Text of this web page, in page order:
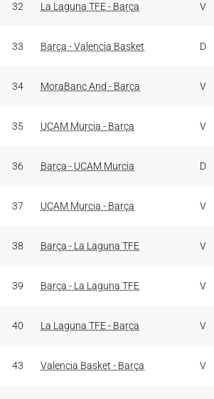
32 La Laguna TFE - Barça V
33 Barça - Valencia Basket D
34 MoraBanc And - Barça V
35 UCAM Murcia - Barça V
36 Barça - UCAM Murcia D
37 UCAM Murcia - Barça V
38 Barça - La Laguna TFE V
39 Barça - La Laguna TFE V
40 La Laguna TFE - Barça V
43 Valencia Basket - Barça V